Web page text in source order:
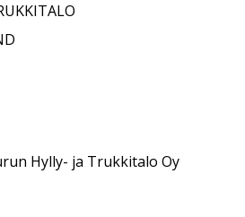
Hylly- ja Trukkitalo Oy